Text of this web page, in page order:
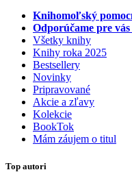
Knihomoľský
Odporúčame pre vás
Všetky knihy
Knihy roka 2025
Bestsellery
Novinky
Pripravované
Akcie a zľavy
Kolekcie
BookTok
Mám záujem o titul
Top autori